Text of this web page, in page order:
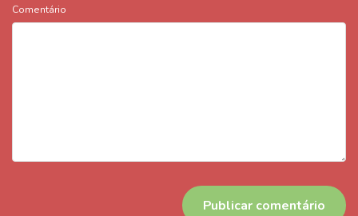
Comentário